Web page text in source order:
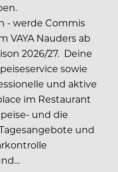
- werde Commis
VAYA Nauders ab
2026/27. Deine
sowie
und aktive
im Restaurant
und die
und